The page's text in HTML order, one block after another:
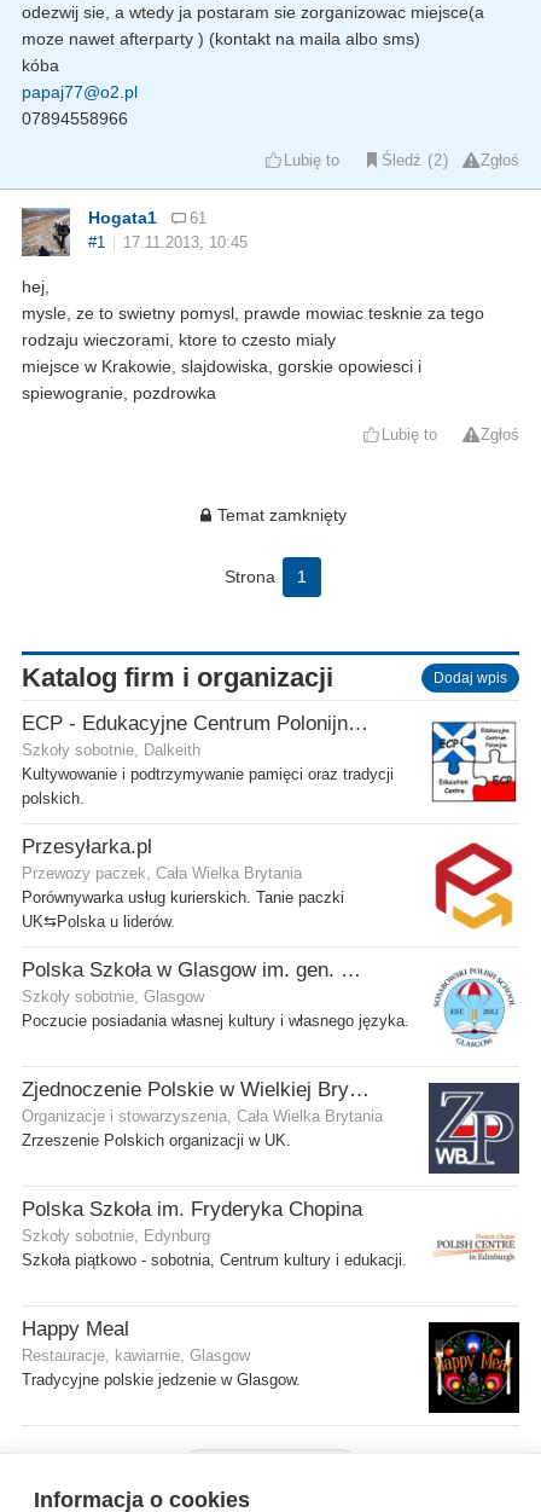
Informacja o cookies
odezwij sie, a wtedy ja postaram sie zorganizowac miejsce(a
moze nawet afterparty ) (kontakt na maila albo sms)
kóba
papaj77@o2.pl
07894558966
Lubię to Śledź 2 Zgłoś
Hogata1
61
#1
17.11.2013, 10:45
hej,
mysle, ze to swietny pomysl, prawde mowiac tesknie za tego
rodzaju wieczorami, ktore to czesto mialy
miejsce w Krakowie, slajdowiska, gorskie opowiesci i
spiewogranie, pozdrowka
Lubię to Zgłoś
Temat zamknięty
Strona 1
Katalog firm i organizacji Dodaj wpis
ECP - Edukacyjne Centrum Polonijne SCIO - Dalkeith
Szkoły sobotnie, Dalkeith
Kultywowanie i podtrzymywanie pamięci oraz tradycji
polskich.
Przesyłarka.pl
Przewozy paczek, Cała Wielka Brytania
Porównywarka usług kurierskich. Tanie paczki
UK⇆Polska u liderów.
Polska Szkoła w Glasgow im. gen. Stanisława Sosabowskiego
Szkoły sobotnie, Glasgow
Poczucie posiadania własnej kultury i własnego języka.
Zjednoczenie Polskie w Wielkiej Brytanii
Organizacje i stowarzyszenia, Cała Wielka Brytania
Zrzeszenie Polskich organizacji w UK.
Polska Szkoła im. Fryderyka Chopina
Szkoły sobotnie, Edynburg
Szkoła piątkowo - sobotnia, Centrum kultury i edukacji.
Happy Meal
Restauracje, kawiarnie, Glasgow
Tradycyjne polskie jedzenie w Glasgow.